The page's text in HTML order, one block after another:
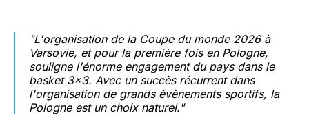
"L'organisation de la Coupe du monde 2026 à
Varsovie, et pour la première fois en Pologne,
souligne l'énorme engagement du pays dans le
basket 3x3. Avec un succès récurrent dans
l'organisation de grands évènements sportifs, la
Pologne est un choix naturel."